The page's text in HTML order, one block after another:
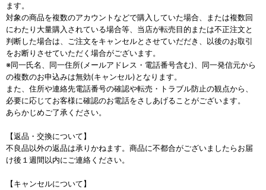
ます。
対象の商品を複数のアカウントなどで購入していた場合、または複数回
にわたり大量購入されている場合等、当店が転売目的または不正注文と
判断した場合は、ご注文をキャンセルとさせていだだき、以後のお取引
をお断りさせていただく場合がございます。
※同一氏名、同一住所(メールアドレス・電話番号含む)、同一発信元から
の複数のお申込みは無効(キャンセル)となります。
また、住所や連絡先電話番号の確認や転売・トラブル防止の観点から、
必要に応じてお客様に確認のお電話をさしあげることがございます。
あらかじめご了承ください。
【返品・交換について】
不良品以外の返品は承りかねます。商品に不都合がございましたらお届
け後１週間以内にご連絡ください。
【キャンセルについて】